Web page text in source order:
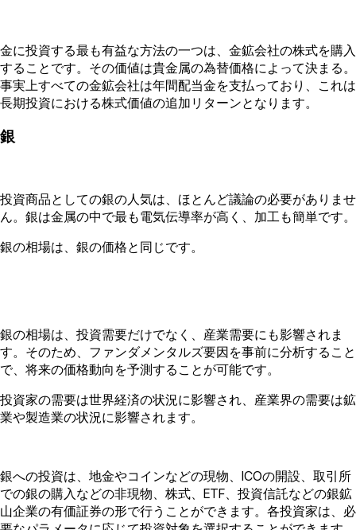
金に投資する最も有益な方法の一つは、金鉱会社の株式を購入
することです。その価値は貴金属の為替価格によって決まる。
事実上すべての金鉱会社は年間配当金を支払っており、これは
長期投資における株式価値の追加リターンとなります。
銀
投資商品としての銀の人気は、ほとんど議論の必要がありませ
ん。銀は金属の中で最も電気伝導率が高く、加工も簡単です。
銀の相場は、銀の価格と同じです。
銀の相場は、投資需要だけでなく、産業需要にも影響されま
す。そのため、ファンダメンタルズ要因を事前に分析すること
で、将来の価格動向を予測することが可能です。
投資家の需要は世界経済の状況に影響され、産業界の需要は鉱
業や製造業の状況に影響されます。
銀への投資は、地金やコインなどの現物、ICOの開設、取引所
での銀の購入などの非現物、株式、ETF、投資信託などの銀鉱
山企業の有価証券の形で行うことができます。各投資家は、必